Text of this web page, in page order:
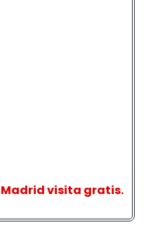
Madrid visita gratis.